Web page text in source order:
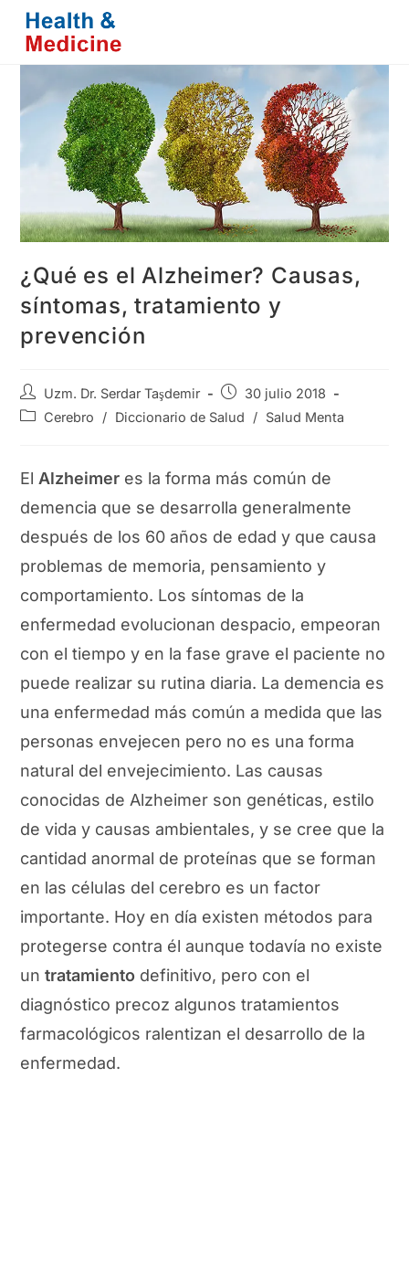
Saltar
contenido
¿Qué es el Alzheimer? Causas,
síntomas, tratamiento y
prevención
Autor
de
Uzm. Dr. Serdar Taşdemir
Publicación
de
30 julio 2018
Categoría
entrada:
Cerebro / Diccionario de Salud / Salud Menta
ElAlzheimer es la forma más común de
demencia que se desarrolla generalmente
después de los 60 años de edad y que causa
problemas de memoria, pensamiento y
comportamiento. Los síntomas de la
enfermedad evolucionan despacio, empeoran
con el tiempo y en la fase grave el paciente no
puede realizar su rutina diaria. La demencia es
una enfermedad más común a medida que las
personas envejecen pero no es una forma
natural del envejecimiento. Las causas
conocidas de Alzheimer son genéticas, estilo
de vida y causas ambientales, y se cree que la
cantidad anormal de proteínas que se forman
en las células del cerebro es un factor
importante. Hoy en día existen métodos para
protegerse contra él aunque todavía no existe
untratamiento definitivo, pero con el
diagnóstico precoz algunos tratamientos
farmacológicos ralentizan el desarrollo de la
enfermedad.